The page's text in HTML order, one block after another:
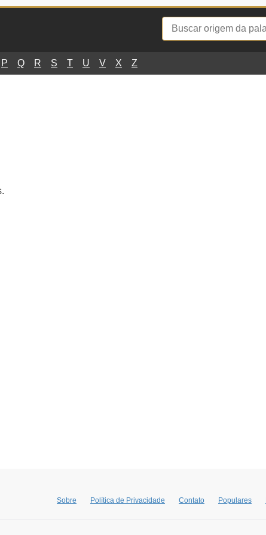
P Q R S T U V X Z
Sobre Política de Privacidade Contato Populares